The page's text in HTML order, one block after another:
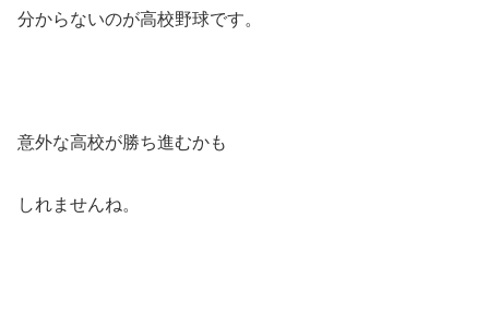
分からないのが高校野球です。
意外な高校が勝ち進むかも
しれませんね。